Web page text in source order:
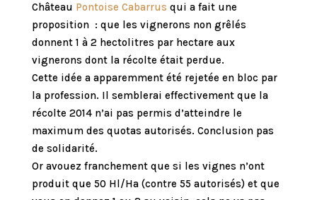
Château Pontoise Cabarrus qui a fait une
proposition : que les vignerons non grêlés
donnent 1 à 2 hectolitres par hectare aux
vignerons dont la récolte était perdue.
Cette idée a apparemment été rejetée en bloc par
la profession. Il semblerai effectivement que la
récolte 2014 n’ai pas permis d’atteindre le
maximum des quotas autorisés. Conclusion pas
de solidarité.
Or avouez franchement que si les vignes n’ont
produit que 50 Hl/Ha (contre 55 autorisés) et que